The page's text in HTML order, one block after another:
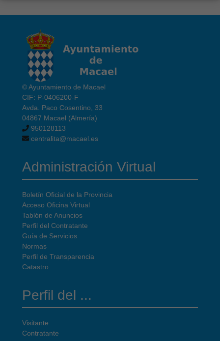
© Ayuntamiento de Macael
CIF: P-0406200-F
Avda. Paco Cosentino, 33
04867 Macael (Almería)
950128113
centralita@macael.es
Administración Virtual
Boletín Oficial de la Provincia
Acceso Oficina Virtual
Tablón de Anuncios
Perfil del Contratante
Guía de Servicios
Normas
Perfil de Transparencia
Catastro
Perfil del ...
Visitante
Contratante